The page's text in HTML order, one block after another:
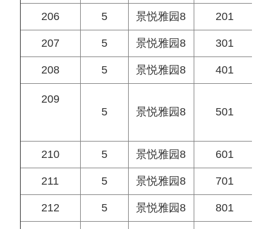
206 5 景悦雅园8 201
207 5 景悦雅园8 301
208 5 景悦雅园8 401
209
5
景悦雅园8 501
210 5 景悦雅园8 601
211 5 景悦雅园8 701
212 5 景悦雅园8 801